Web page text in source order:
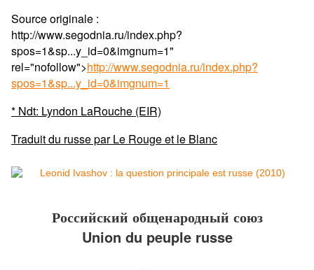
Source originale :
http://www.segodnia.ru/index.php?
spos=1&sp...y_id=0&imgnum=1"
rel="nofollow">http://www.segodnia.ru/index.php?
spos=1&sp...y_id=0&imgnum=1
* Ndt: Lyndon LaRouche (EIR)
Traduit du russe par Le Rouge et le Blanc
Российский общенародный союз
Union du peuple russe